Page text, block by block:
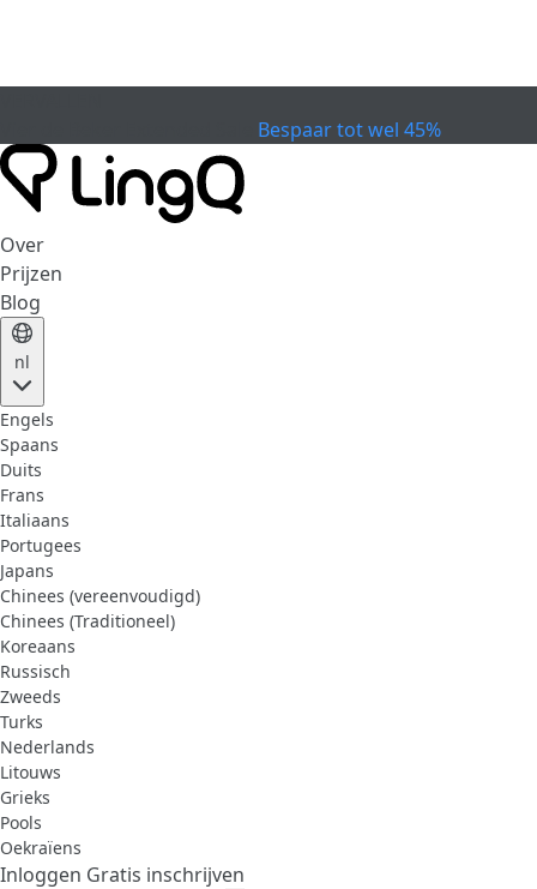
Bespaar tot wel 45%
Over
Prijzen
Blog
nl
Engels
Spaans
Duits
Frans
Italiaans
Portugees
Japans
Chinees (vereenvoudigd)
Chinees (Traditioneel)
Koreaans
Russisch
Zweeds
Turks
Nederlands
Litouws
Grieks
Pools
Oekraïens
Inloggen Gratis inschrijven